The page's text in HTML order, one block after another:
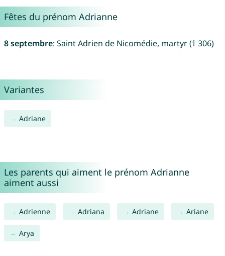
Fêtes du prénom Adrianne
8 septembre: Saint Adrien de Nicomédie, martyr († 306)
Variantes
Adriane
Les parents qui aiment le prénom Adrianne
aiment aussi
Adrienne Adriana Adriane Ariane
Arya